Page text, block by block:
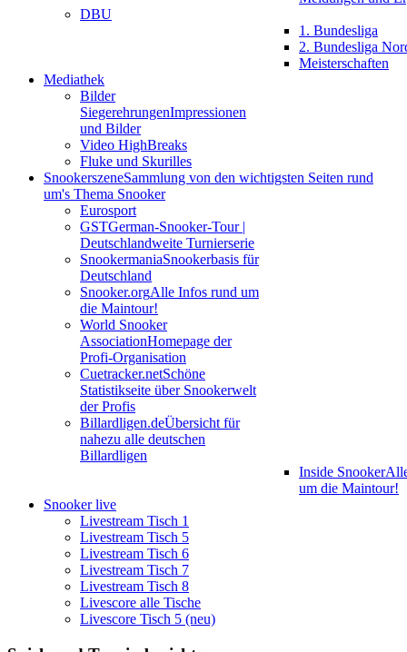
DBU
1. Bundesliga
2. Bundesliga
Meisterschaften
Mediathek
Bilder
SiegerehrungenImpressionen
und Bilder
Video HighBreaks
Fluke und Skurilles
SnookerszeneSammlung von den wichtigsten Seiten rund
um's Thema Snooker
Eurosport
GSTGerman-Snooker-Tour |
Deutschlandweite Turnierserie
SnookermaniaSnookerbasis für
Deutschland
Snooker.orgAlle Infos rund um
die Maintour!
World Snooker
AssociationHomepage der
Profi-Organisation
Cuetracker.netSchöne
Statistikseite über Snookerwelt
der Profis
Billardligen.deÜbersicht für
nahezu alle deutschen
Billardligen
Inside Snooker
um die Maintour!
Snooker live
Livestream Tisch 1
Livestream Tisch 5
Livestream Tisch 6
Livestream Tisch 7
Livestream Tisch 8
Livescore alle Tische
Livescore Tisch 5 (neu)